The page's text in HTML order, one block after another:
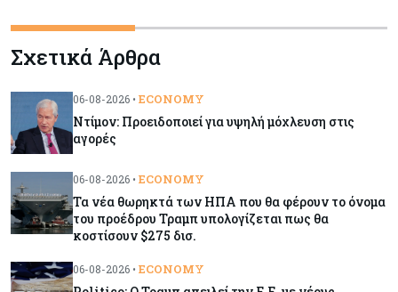
Εμπορεύματα
Χρυσός: Ξεπέρασε τα $4.300 με ώθηση από την
πρόοδο για τα Στενά του Ορμούζ
Εμπορεύματα
συμφωνία Ιράν-Ομάν για τα Στενά του Ορμούζ –
Κοντά στα $79 το Brent
Ορκίζονται σήμερα τα νέα μέλη της Κυβέρνησης
Σχετικά Άρθρα
06-08-2026 • ECONOMY
Ντίμον: Προειδοποιεί για υψηλή μόχλευση στις
αγορές
06-08-2026 • ECONOMY
Τα νέα θωρηκτά των ΗΠΑ που θα φέρουν το όνομα
του προέδρου Τραμπ υπολογίζεται πως θα
κοστίσουν $275 δισ.
06-08-2026 • ECONOMY